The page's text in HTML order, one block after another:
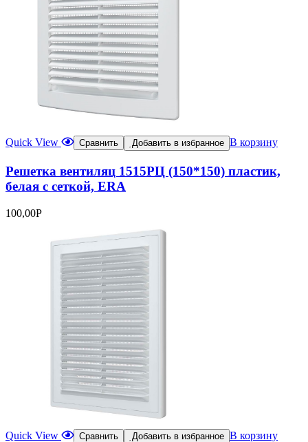
Quick View Сравнить Добавить в избранное В корзину
Решетка вентиляц 1515РЦ (150*150) пластик,
белая с сеткой, ERA
100,00Р
Quick View Сравнить Добавить в избранное В корзину